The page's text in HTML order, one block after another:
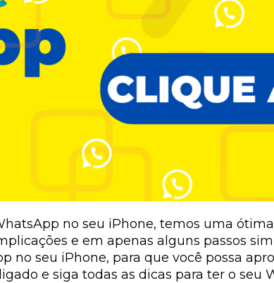
no seu iPhone, temos uma
e em apenas alguns passos
no seu iPhone, para que você possa
e siga todas as dicas para ter o seu